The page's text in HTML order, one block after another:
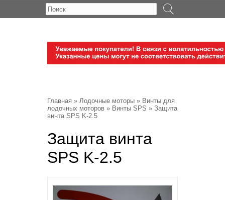
Главная » Лодочные моторы » Винты для
лодочных моторов » Винты SPS » Защита
винта SPS K-2.5
Защита винта
SPS K-2.5